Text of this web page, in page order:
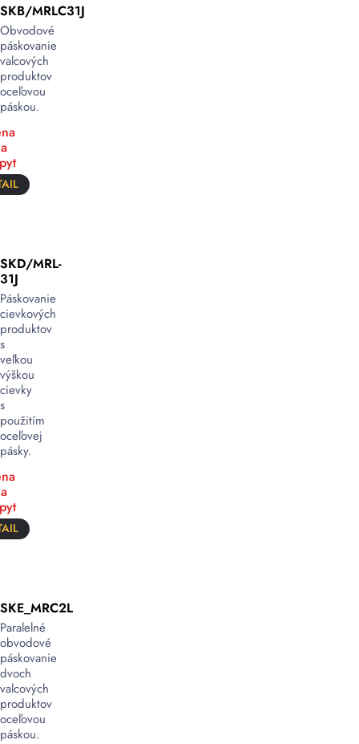
SKB/MRLC31J
Obvodové
páskovanie
valcových
produktov
oceľovou
páskou.
SKD/MRL-
31J
Páskovanie
cievkových
produktov
s
veľkou
výškou
cievky
s
použitím
oceľovej
pásky.
SKE_MRC2L
Paralelné
obvodové
páskovanie
dvoch
valcových
produktov
oceľovou
páskou.